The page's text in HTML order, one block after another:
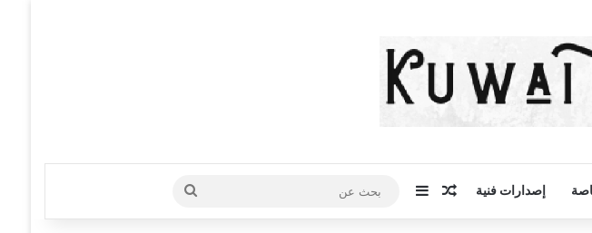
إصدارات فنية مقال عشوائي
إضافة عمود جانبي
بحث
عن